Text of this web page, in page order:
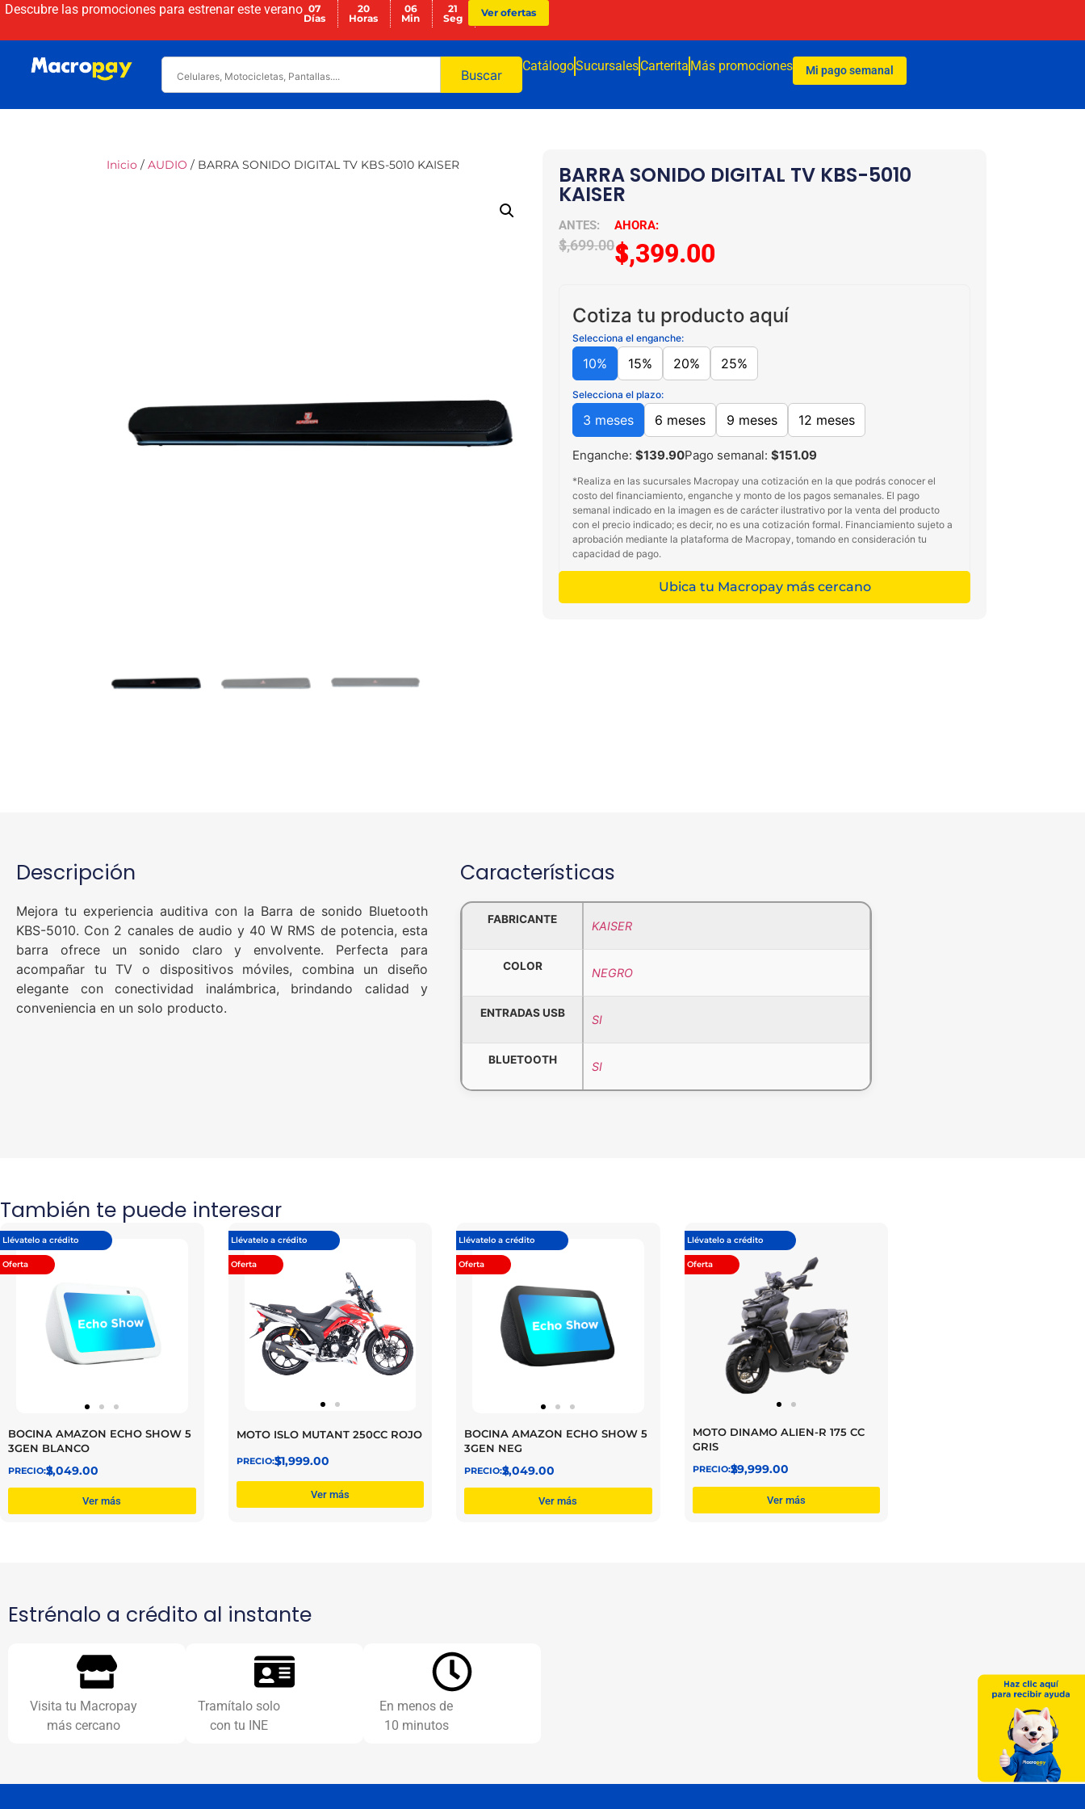
Descubre las promociones para estrenar este verano 07
Días
20
Horas
06
Min
20
Seg
Ver ofertas
Buscar
CatálogoSucursalesCarterita Más promociones Mi pago semanal
Inicio / AUDIO / BARRA SONIDO DIGITAL TV KBS-5010 KAISER BARRA SONIDO DIGITAL TV KBS-5010
KAISER
$
1,699.00$
1,399.00
Cotiza tu producto aquí
Selecciona el enganche:
10% 15% 20% 25%
Selecciona el plazo:
3 meses 6 meses 9 meses 12 meses
Enganche: $139.90Pago semanal: $151.09
*Realiza en las sucursales Macropay una cotización en la que podrás conocer el
costo del financiamiento, enganche y monto de los pagos semanales. El pago
semanal indicado en la imagen es de carácter ilustrativo por la venta del producto
con el precio indicado; es decir, no es una cotización formal. Financiamiento sujeto a
aprobación mediante la plataforma de Macropay, tomando en consideración tu
capacidad de pago.
Ubica tu Macropay más cercano
Descripción
Mejora tu experiencia auditiva con la Barra de sonido Bluetooth
KBS-5010. Con 2 canales de audio y 40 W RMS de potencia, esta
barra ofrece un sonido claro y envolvente. Perfecta para
acompañar tu TV o dispositivos móviles, combina un diseño
elegante con conectividad inalámbrica, brindando calidad y
conveniencia en un solo producto.
Características
FABRICANTE KAISER
COLOR NEGRO
ENTRADAS USB SI
BLUETOOTH SI
También te puede interesar
Llévatelo a crédito
Oferta
BOCINA AMAZON ECHO SHOW 5
3GEN BLANCO
$
2,049.00
Ver más
Llévatelo a crédito
Oferta
MOTO ISLO MUTANT 250CC ROJO
$
31,999.00
Ver más
Llévatelo a crédito
Oferta
BOCINA AMAZON ECHO SHOW 5
3GEN NEG
$
2,049.00
Ver más
Llévatelo a crédito
Oferta
MOTO DINAMO ALIEN-R 175 CC
GRIS
$
29,999.00
Ver más
Estrénalo a crédito al instante
Visita tu Macropay
más cercano
Tramítalo solo
con tu INE
En menos de
10 minutos